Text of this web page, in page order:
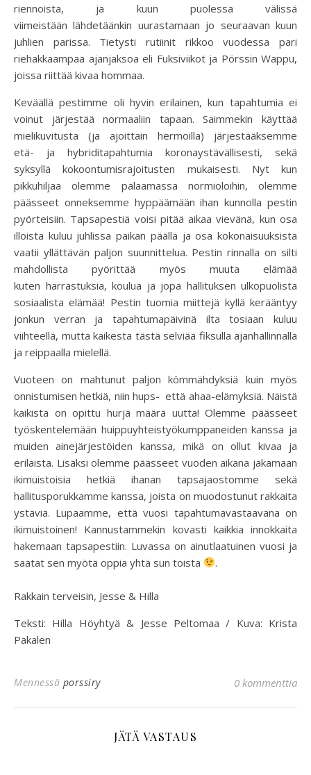
riennoista, ja kuun puolessa välissä
viimeistään lähdetäänkin uurastamaan jo seuraavan kuun
juhlien parissa. Tietysti rutiinit rikkoo vuodessa pari
riehakkaampaa ajanjaksoa eli Fuksiviikot ja Pörssin Wappu,
joissa riittää kivaa hommaa.
Keväällä pestimme oli hyvin erilainen, kun tapahtumia ei
voinut järjestää normaaliin tapaan. Saimmekin käyttää
mielikuvitusta (ja ajoittain hermoilla) järjestääksemme
etä- ja hybriditapahtumia koronaystävällisesti, sekä
syksyllä kokoontumisrajoitusten mukaisesti. Nyt kun
pikkuhiljaa olemme palaamassa normioloihin, olemme
päässeet onneksemme hyppäämään ihan kunnolla pestin
pyörteisiin. Tapsapestiä voisi pitää aikaa vievänä, kun osa
illoista kuluu juhlissa paikan päällä ja osa kokonaisuuksista
vaatii yllättävän paljon suunnittelua. Pestin rinnalla on silti
mahdollista pyörittää myös muuta elämää
kuten harrastuksia, koulua ja jopa hallituksen ulkopuolista
sosiaalista elämää! Pestin tuomia miittejä kyllä kerääntyy
jonkun verran ja tapahtumapäivinä ilta tosiaan kuluu
viihteellä, mutta kaikesta tästä selviää fiksulla ajanhallinnalla
ja reippaalla mielellä.
Vuoteen on mahtunut paljon kömmähdyksiä kuin myös
onnistumisen hetkiä, niin hups- että ahaa-elämyksiä. Näistä
kaikista on opittu hurja määrä uutta! Olemme päässeet
työskentelemään huippuyhteistyökumppaneiden kanssa ja
muiden ainejärjestöiden kanssa, mikä on ollut kivaa ja
erilaista. Lisäksi olemme päässeet vuoden aikana jakamaan
ikimuistoisia hetkiä ihanan tapsajaostomme sekä
hallitusporukkamme kanssa, joista on muodostunut rakkaita
ystäviä. Lupaamme, että vuosi tapahtumavastaavana on
ikimuistoinen! Kannustammekin kovasti kaikkia innokkaita
hakemaan tapsapestiin. Luvassa on ainutlaatuinen vuosi ja
saatat sen myötä oppia yhtä sun toista
.
Rakkain terveisin, Jesse & Hilla
Teksti: Hilla Höyhtyä & Jesse Peltomaa / Kuva: Krista
Pakalen
Mennessä porssiry 0 kommenttia
JÄTÄ VASTAUS